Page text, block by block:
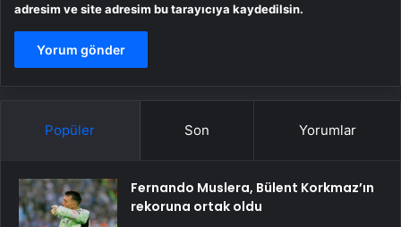
adresim ve site adresim bu tarayıcıya kaydedilsin.
Popüler Son Yorumlar
Fernando Muslera, Bülent Korkmaz’ın
rekoruna ortak oldu